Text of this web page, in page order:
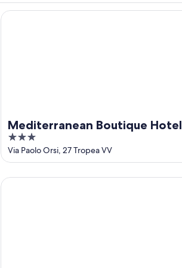
Mediterranean Boutique Hotel
3
out
of
5
Via Paolo Orsi, 27 Tropea VV
Mediterranean Boutique Hotel
Hotel Rocca della Sena